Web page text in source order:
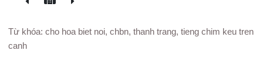
Từ khóa: cho hoa biet noi, chbn, thanh trang, tieng chim keu tren
canh